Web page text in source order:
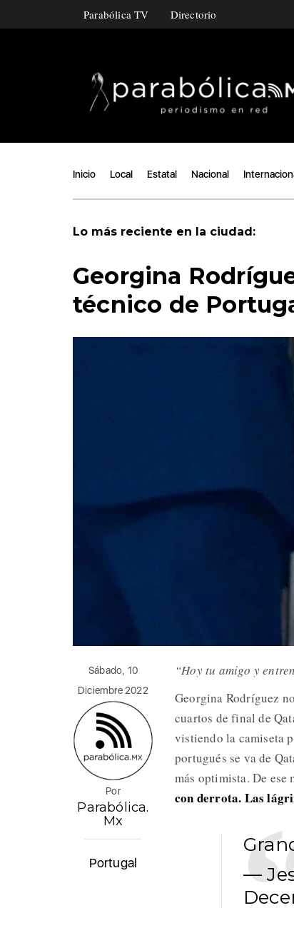
Parabólica TV Directorio
Inicio Local Estatal Nacional
Lo más reciente en la ciudad:
Georgina
técnico de
Sábado, 10
Diciembre 2022
Por
Parabólica.
Mx
Portugal
“Hoy tu amigo y
Georgina Rodríguez
cuartos de final de
vistiendo la camiseta
portugués se va de
más optimista. De ese
con derrota. Las
—